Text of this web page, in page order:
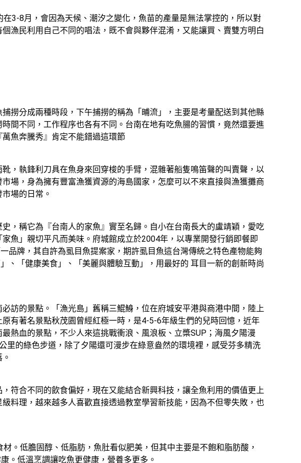
3-8月，會因為天候、潮汐之變化，魚苗的產量是無法掌控的，所以對
漁民利用自己不同的唱法，既不會與夥伴混淆，又能讓買、賣雙方明白
撈分成兩種時段，下午捕撈的稱為「晡流」，主要是考量配送到其他縣
間不同，工作程序也各有不同。台南在地有吃魚腸的習慣，竟然還要進
魚奔騰秀』肯定不能錯過這環節
，執鋒利刀具在魚身來回穿梭的手臂，混雜著船隻鳴笛聲的叫賣聲，以
場，身為擁有豐富漁獲資源的海島國家，怎麼可以不來直接與漁獲攤商
場的日常。
，稱它為『台南人的家魚』實至名歸。自小在台南長大的盧靖穎，愛吃
魚」親切平凡而美味。府城館成立於2004年，以專業開發行銷即餐即
品牌，其自許為虱目魚提案家，期許虱目魚這台灣傳統之特色產物能夠
、「健康美食」、「美麗與體驗互動」，用最好的 耳目一新的創新時尚
訪的景點。「漁光島」舊稱三鯤鯓，位在府城安平港與商港中間，陸上
有著名景點秋茂園曾經紅極一時，是4-5-6年級生們的兒時回憶，近年
熱血的景點，不少人來這挑戰衝浪、風浪板、立槳SUP；海風夕陽漫
的綠色步道，除了夕陽還可漫步在綠意盎然的環境裡，感受芬多精洗
符合不同的飲食偏好，現在又能結合新興科技，讓全魚利用的價值更上
料理，越來越多人喜歡直接透過教室學習新技能，因為不但零失敗，也
。低膽固醇、低脂肪，魚肚看似肥美，但其中主要是不飽和脂肪酸，
。低溫烹調讓吃魚更健康，營養多更多。